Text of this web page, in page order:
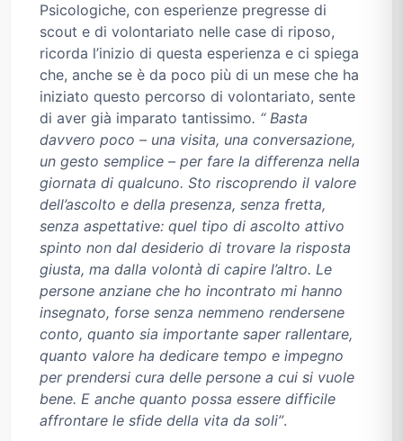
Psicologiche, con esperienze pregresse di
scout e di volontariato nelle case di riposo,
ricorda l’inizio di questa esperienza e ci spiega
che, anche se è da poco più di un mese che ha
iniziato questo percorso di volontariato, sente
di aver già imparato tantissimo. “ Basta
davvero poco – una visita, una conversazione,
un gesto semplice – per fare la differenza nella
giornata di qualcuno. Sto riscoprendo il valore
dell’ascolto e della presenza, senza fretta,
senza aspettative: quel tipo di ascolto attivo
spinto non dal desiderio di trovare la risposta
giusta, ma dalla volontà di capire l’altro. Le
persone anziane che ho incontrato mi hanno
insegnato, forse senza nemmeno rendersene
conto, quanto sia importante saper rallentare,
quanto valore ha dedicare tempo e impegno
per prendersi cura delle persone a cui si vuole
bene. E anche quanto possa essere difficile
affrontare le sfide della vita da soli”.